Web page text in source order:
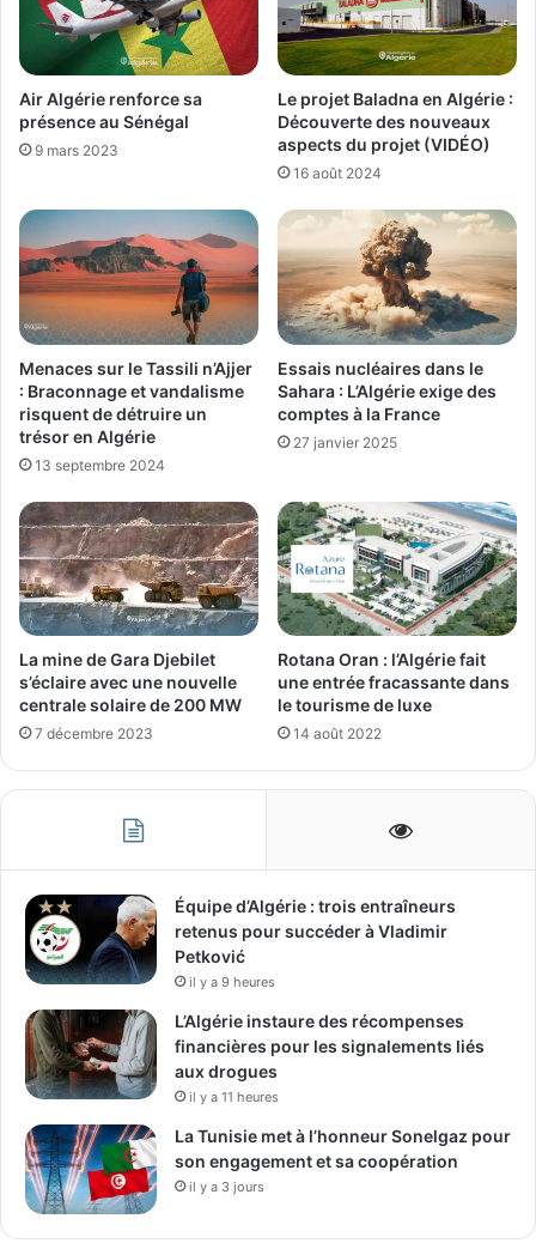
Air Algérie renforce sa
présence au Sénégal
9 mars 2023
Le projet Baladna en Algérie :
Découverte des nouveaux
aspects du projet (VIDÉO)
16 août 2024
Menaces sur le Tassili n’Ajjer
: Braconnage et vandalisme
risquent de détruire un
trésor en Algérie
13 septembre 2024
Essais nucléaires dans le
Sahara : L’Algérie exige des
comptes à la France
27 janvier 2025
La mine de Gara Djebilet
s’éclaire avec une nouvelle
centrale solaire de 200 MW
7 décembre 2023
Rotana Oran : l’Algérie fait
une entrée fracassante dans
le tourisme de luxe
14 août 2022
Équipe d’Algérie : trois entraîneurs
retenus pour succéder à Vladimir
Petković
il y a 9 heures
L’Algérie instaure des récompenses
financières pour les signalements liés
aux drogues
il y a 11 heures
La Tunisie met à l’honneur Sonelgaz pour
son engagement et sa coopération
il y a 3 jours